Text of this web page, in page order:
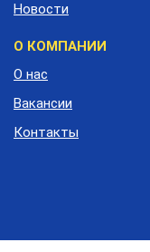
Новости
О КОМПАНИИ
О нас
Вакансии
Контакты